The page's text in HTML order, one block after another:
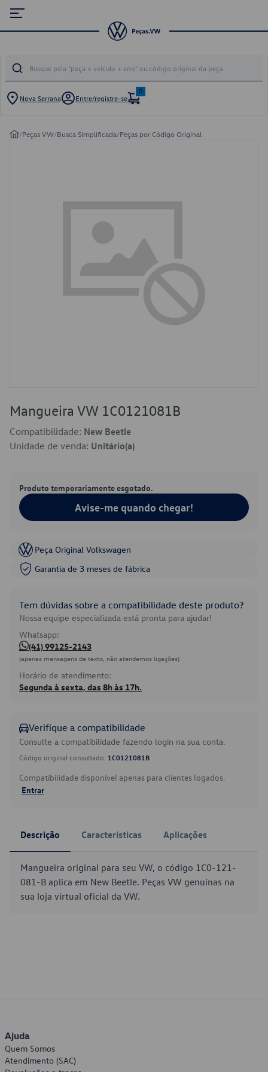
Nova Serrana Entre/registre-se
0
/Peças VW/Busca Simplificada/Peças por Código Original
Mangueira VW 1C0121081B
Compatibilidade: New Beetle
Unidade de venda: Unitário(a)
Produto temporariamente esgotado.
Avise-me quando chegar!
Peça Original Volkswagen
Garantia de 3 meses de fábrica
Tem dúvidas sobre a compatibilidade deste produto?
Nossa equipe especializada está pronta para ajudar!
Whatsapp:
(41) 99125-2143
(apenas mensagens de texto, não atendemos ligações)
Horário de atendimento:
Segunda à sexta, das 8h às 17h.
Verifique a compatibilidade
Consulte a compatibilidade fazendo login na sua conta.
Código original consultado: 1C0121081B
Compatibilidade disponível apenas para clientes logados.
Entrar
Descrição Características Aplicações
Mangueira original para seu VW, o código 1C0-121-
081-B aplica em New Beetle. Peças VW genuínas na
sua loja virtual oficial da VW.
Ajuda
Quem Somos
Atendimento (SAC)